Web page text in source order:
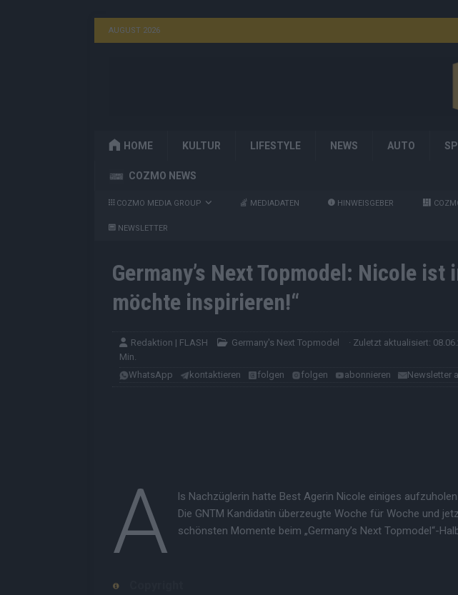
AUGUST 2026
HOME KULTUR LIFESTYLE NEWS AUTO
COZMO NEWS
COZMO MEDIA GROUP MEDIADATEN HINWEISGEBER
NEWSLETTER
Germany’s Next Topmodel: Nicole ist
möchte inspirieren!“
Redaktion | FLASH Germany's Next Topmodel · Zuletzt aktualisiert:
Min.
WhatsApp
kontaktieren folgen folgen abonnieren Newsletter
A
ls Nachzüglerin hatte Best Agerin Nicole einiges
Die GNTM Kandidatin überzeugte Woche für Woche und
schönsten Momente beim „Germany’s Next Topmodel“-